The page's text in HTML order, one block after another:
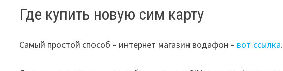
Где купить новую сим карту
Самый простой способ – интернет магазин водафон – вот ссылка.